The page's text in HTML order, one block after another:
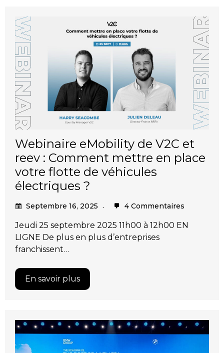
Webinaire eMobility de V2C et
reev : Comment mettre en place
votre flotte de véhicules
électriques ?
Septembre 16, 2025 4 Commentaires
Jeudi 25 septembre 2025 11h00 à 12h00 EN
LIGNE De plus en plus d’entreprises
franchissent…
En savoir plus